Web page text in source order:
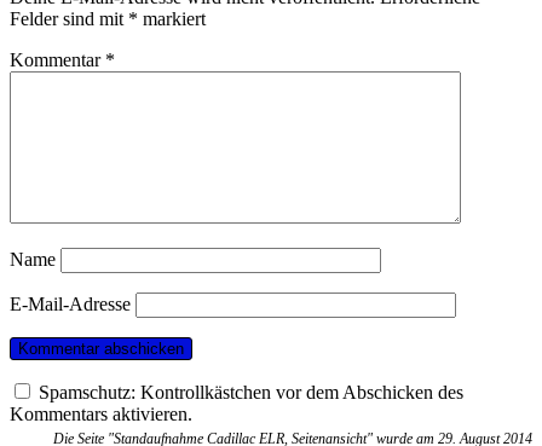
Felder sind mit * markiert
Kommentar *
Name
E-Mail-Adresse
Spamschutz: Kontrollkästchen vor dem Abschicken des
Kommentars aktivieren.
Die Seite "Standaufnahme Cadillac ELR, Seitenansicht" wurde am 29. August 2014